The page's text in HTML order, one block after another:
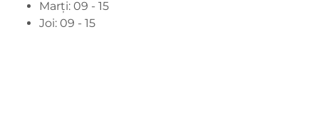
Marți: 09 - 15
Joi: 09 - 15